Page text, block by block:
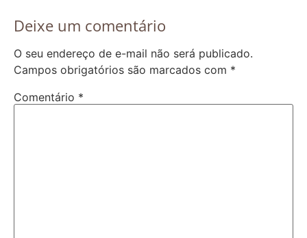
Deixe um comentário
O seu endereço de e-mail não será publicado.
Campos obrigatórios são marcados com *
Comentário *